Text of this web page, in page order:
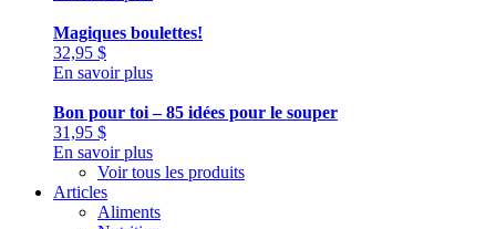
Magiques boulettes!
32,95 $
En savoir plus
Bon pour toi – 85 idées pour le souper
31,95 $
En savoir plus
Voir tous les produits
Articles
Aliments